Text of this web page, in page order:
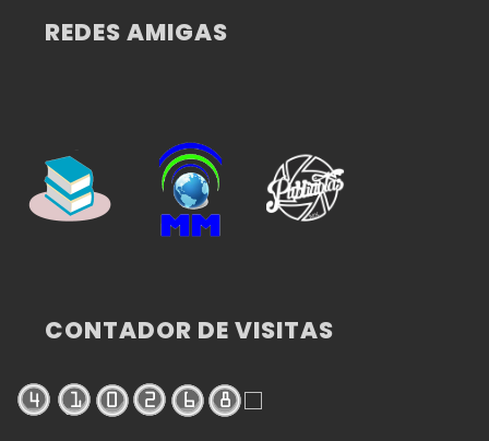
REDES AMIGAS
CONTADOR DE VISITAS